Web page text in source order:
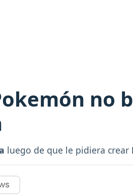
no
luego de que le pidiera crear